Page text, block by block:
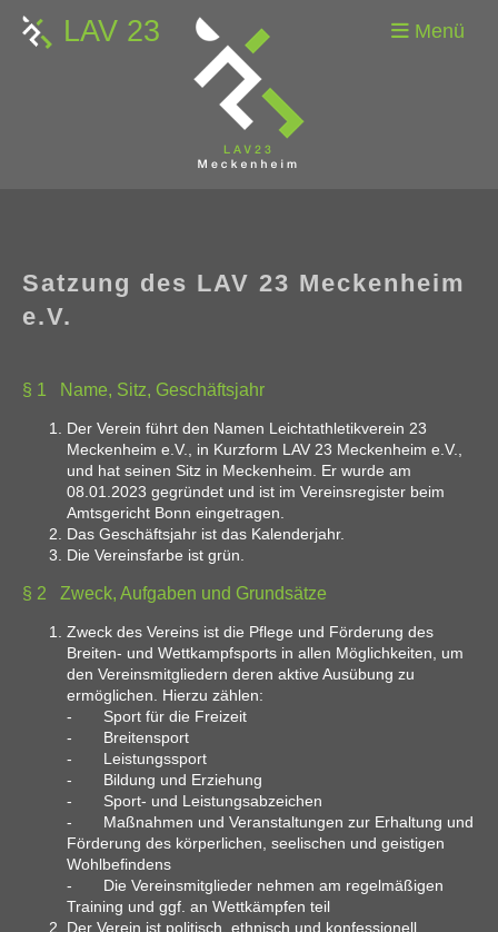
LAV 23 Menü
Satzung des LAV 23 Meckenheim
e.V.
§ 1 Name, Sitz, Geschäftsjahr
Der Verein führt den Namen Leichtathletikverein 23
Meckenheim e.V., in Kurzform LAV 23 Meckenheim e.V.,
und hat seinen Sitz in Meckenheim. Er wurde am
08.01.2023 gegründet und ist im Vereinsregister beim
Amtsgericht Bonn eingetragen.
Das Geschäftsjahr ist das Kalenderjahr.
Die Vereinsfarbe ist grün.
§ 2 Zweck, Aufgaben und Grundsätze
Zweck des Vereins ist die Pflege und Förderung des
Breiten- und Wettkampfsports in allen Möglichkeiten, um
den Vereinsmitgliedern deren aktive Ausübung zu
ermöglichen. Hierzu zählen:
- Sport für die Freizeit
- Breitensport
- Leistungssport
- Bildung und Erziehung
- Sport- und Leistungsabzeichen
- Maßnahmen und Veranstaltungen zur Erhaltung und
Förderung des körperlichen, seelischen und geistigen
Wohlbefindens
- Die Vereinsmitglieder nehmen am regelmäßigen
Training und ggf. an Wettkämpfen teil
Der Verein ist politisch, ethnisch und konfessionell